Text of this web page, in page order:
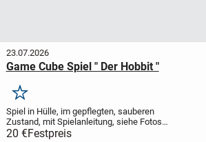
23.07.2026
Game Cube Spiel " Der Hobbit "
Merken
Spiel in Hülle, im gepflegten, sauberen
Zustand, mit Spielanleitung, siehe Fotos.
Das Spiel wurde nur von einer
20 €Festpreis